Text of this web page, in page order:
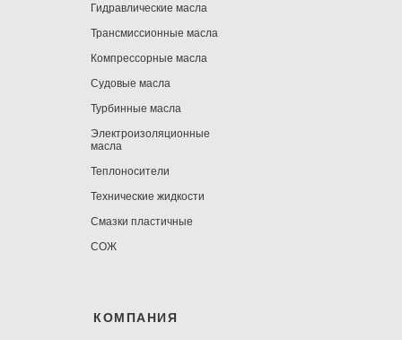
Гидравлические масла
Трансмиссионные масла
Компрессорные масла
Судовые масла
Турбинные масла
Электроизоляционные
масла
Теплоносители
Технические жидкости
Смазки пластичные
СОЖ
КОМПАНИЯ